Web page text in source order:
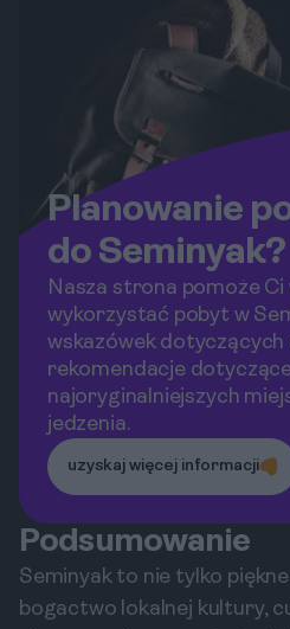
możliwości,
ujęcia.
te
Planowanie
do Seminyak?
Nasza strona pomoże Ci
wykorzystać pobyt w
wskazówek
rekomendacje
najoryginalniejszych
jedzenia.
uzyskaj więcej informacji
Podsumowanie
Seminyak to nie tylko
bogactwo lokalnej kultury,